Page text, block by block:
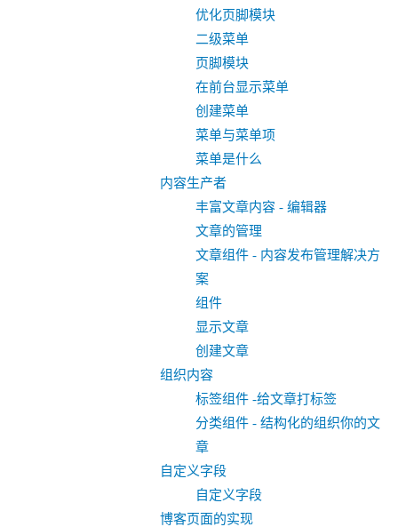
优化页脚模块
二级菜单
页脚模块
在前台显示菜单
创建菜单
菜单与菜单项
菜单是什么
内容生产者
丰富文章内容 - 编辑器
文章的管理
文章组件 - 内容发布管理解决方
案
组件
显示文章
创建文章
组织内容
标签组件 -给文章打标签
分类组件 - 结构化的组织你的文
章
自定义字段
自定义字段
博客页面的实现